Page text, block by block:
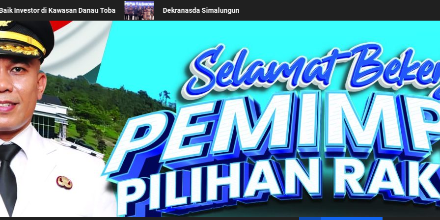
Wastra Khas Daerah di Acara BTN Indonesia Fashion Week 2026
Simalungun